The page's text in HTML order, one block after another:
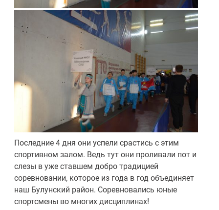
Последние 4 дня они успели срастись с этим
спортивном залом. Ведь тут они проливали пот и
слезы в уже ставшем добро традицией
соревновании, которое из года в год объединяет
наш Булунский район. Соревновались юные
спортсмены во многих дисциплинах!